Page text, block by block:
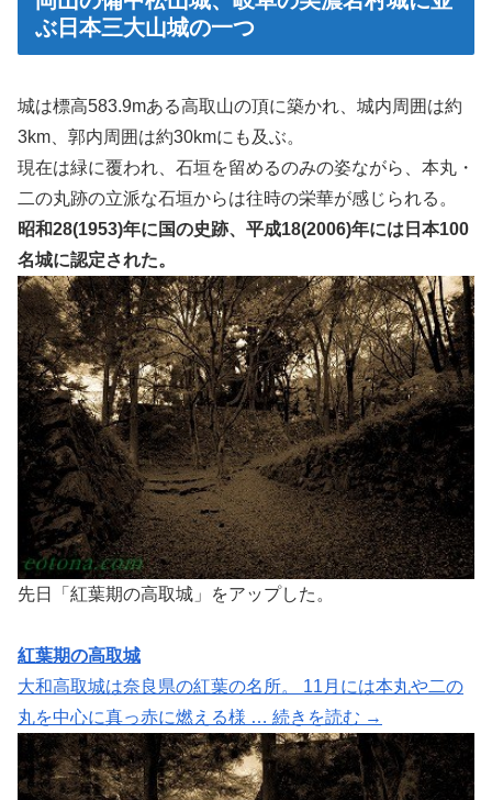
ぶ日本三大山城の一つ
城は標高583.9mある高取山の頂に築かれ、城内周囲は約
3km、郭内周囲は約30kmにも及ぶ。
現在は緑に覆われ、石垣を留めるのみの姿ながら、本丸・
二の丸跡の立派な石垣からは往時の栄華が感じられる。
昭和28(1953)年に国の史跡、平成18(2006)年には日本100
名城に認定された。
先日「紅葉期の高取城」をアップした。
紅葉期の高取城
大和高取城は奈良県の紅葉の名所。 11月には本丸や二の
丸を中心に真っ赤に燃える様 … 続きを読む →